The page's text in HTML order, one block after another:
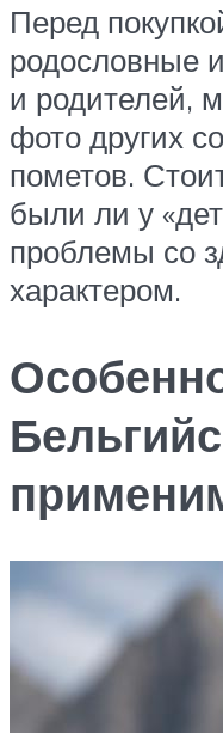
Перед
родословные
и родителей,
фото других
пометов.
были ли у
проблемы со
характером.